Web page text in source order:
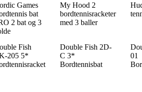
Games
bat
2 bat og 3
My Hood 2
bordtennisracketer
med 3 baller
Fish
205 5*
Double Fish 2D-
C 3*
Bordtennisbat
01